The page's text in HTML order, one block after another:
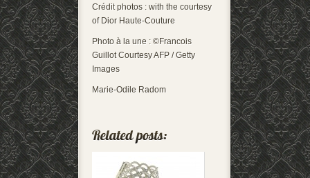
Crédit photos : with the courtesy
of Dior Haute-Couture
Photo à la une : ©Francois
Guillot Courtesy AFP / Getty
Images
Marie-Odile Radom